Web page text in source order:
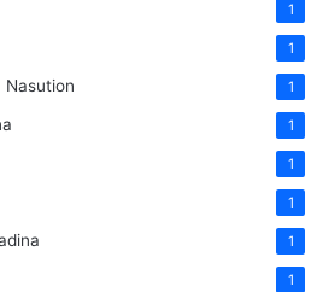
1
1
Nasution 1
1
1
1
1
1